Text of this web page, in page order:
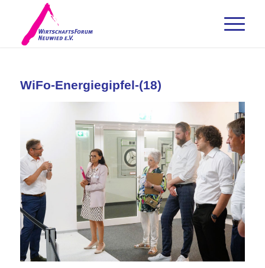
WiFo-Energiegipfel-(18)